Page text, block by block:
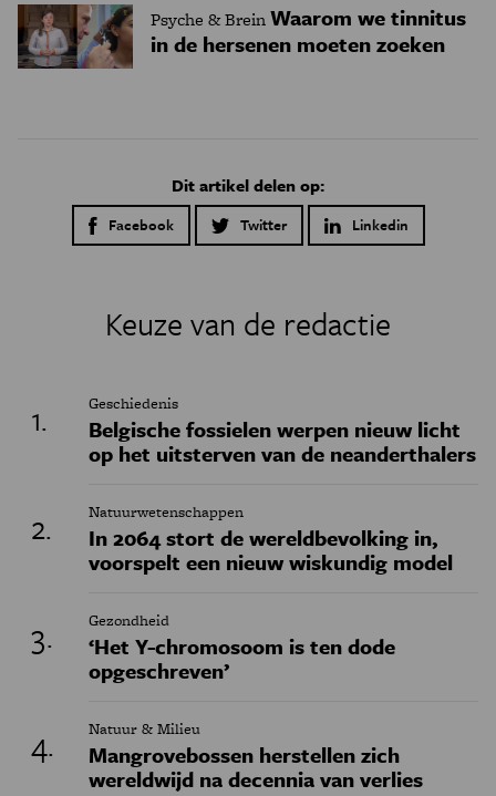
Psyche & BreinWaarom we tinnitus
in de hersenen moeten zoeken
Dit artikel delen op:
Facebook Twitter Linkedin
Keuze van de redactie
Geschiedenis
Belgische fossielen werpen nieuw licht
op het uitsterven van de neanderthalers
Natuurwetenschappen
In 2064 stort de wereldbevolking in,
voorspelt een nieuw wiskundig model
Gezondheid
‘Het Y-chromosoom is ten dode
opgeschreven’
Natuur & Milieu
Mangrovebossen herstellen zich
wereldwijd na decennia van verlies